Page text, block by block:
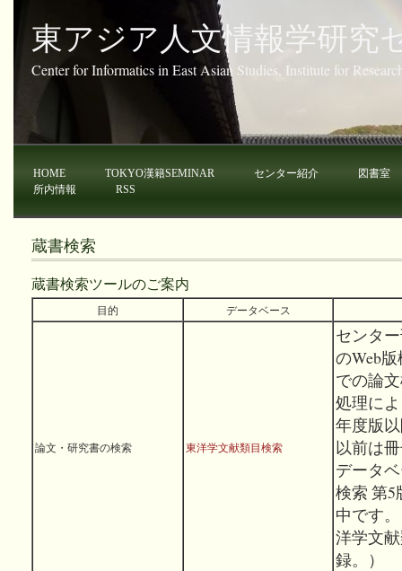
東アジア人文情報学研究
Center for Informatics in East Asian Studies, Institute for
HOME TOKYO漢籍SEMINAR センター紹介
図書室
所内情報
RSS
蔵書検索
蔵書検索ツールのご案内
目的 データベース
論文・研究書の検索 東洋学文献類目検索
センタ
のWeb
での論
処理に
年度版
以前は
データ
検索 第5
中です
洋学文
録。）